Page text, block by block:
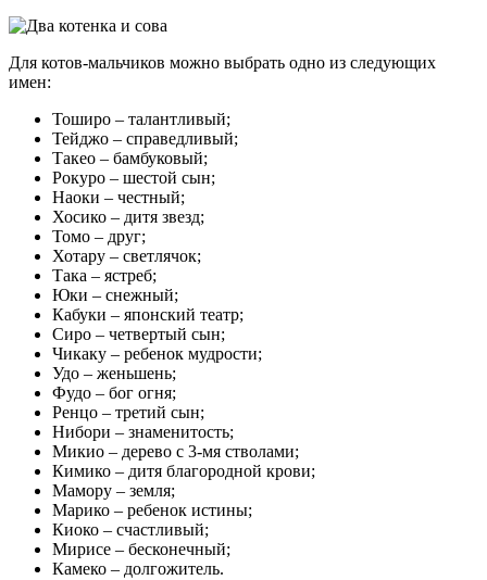
Для котов-мальчиков можно выбрать одно из следующих
имен:
Тоширо – талантливый;
Тейджо – справедливый;
Такео – бамбуковый;
Рокуро – шестой сын;
Наоки – честный;
Хосико – дитя звезд;
Томо – друг;
Хотару – светлячок;
Така – ястреб;
Юки – снежный;
Кабуки – японский театр;
Сиро – четвертый сын;
Чикаку – ребенок мудрости;
Удо – женьшень;
Фудо – бог огня;
Ренцо – третий сын;
Нибори – знаменитость;
Микио – дерево с 3-мя стволами;
Кимико – дитя благородной крови;
Мамору – земля;
Марико – ребенок истины;
Киоко – счастливый;
Мирисе – бесконечный;
Камеко – долгожитель.